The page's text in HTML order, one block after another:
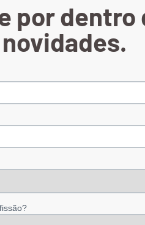
por dentro
novidades.